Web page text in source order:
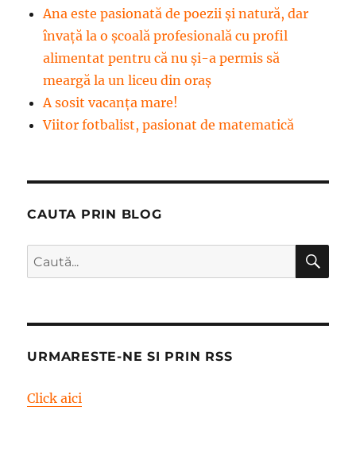
Ana este pasionată de poezii și natură, dar
învață la o școală profesională cu profil
alimentat pentru că nu și-a permis să
meargă la un liceu din oraș
A sosit vacanța mare!
Viitor fotbalist, pasionat de matematică
CAUTA PRIN BLOG
Caută
după:
URMARESTE-NE SI PRIN RSS
Click aici